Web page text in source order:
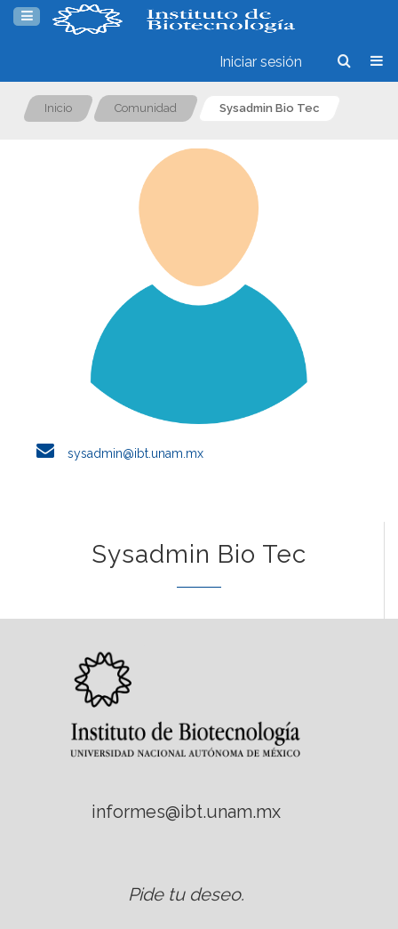
Iniciar sesión
Inicio Comunidad Sysadmin Bio Tec
sysadmin@ibt.unam.mx
Sysadmin Bio Tec
informes@ibt.unam.mx
Pide tu deseo.